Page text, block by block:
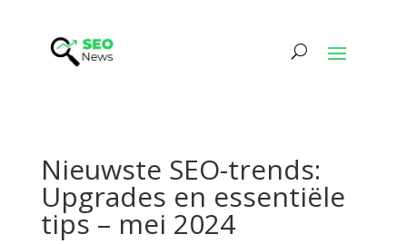
Nieuwste SEO-trends:
Upgrades en essentiële
tips – mei 2024